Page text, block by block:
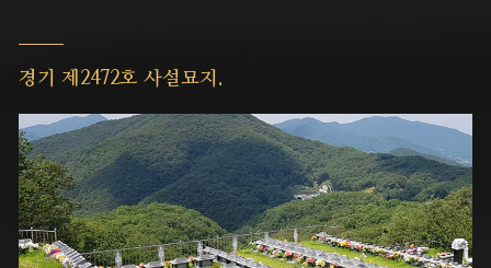
경기 제2472호 사설묘지.